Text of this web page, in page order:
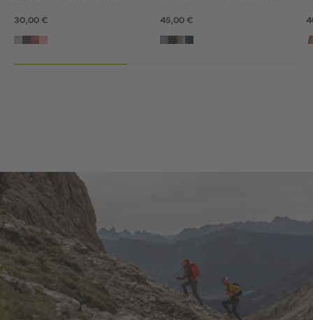
30,00 € 45,00 €